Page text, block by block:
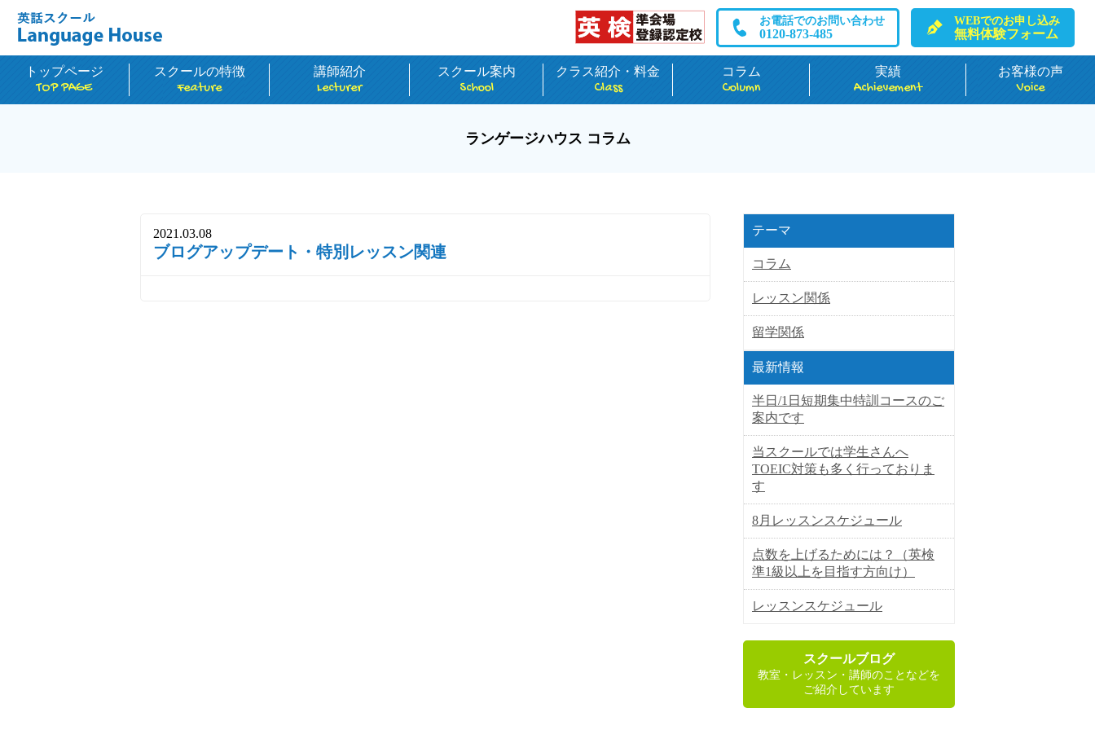
お電話でのお問い合わせ
0120-873-485
WEBでのお申し込み
無料体験フォーム
トップページ
TOP PAGE
スクールの特徴
Feature
講師紹介
Lecturer
スクール案内
School
クラス紹介・料金
Class
コラム
Column
実績
Achievement
お客様の声
Voice
ランゲージハウス コラム
2021.03.08
ブログアップデート・特別レッスン関連
テーマ
コラム
レッスン関係
留学関係
最新情報
半日/1日短期集中特訓コースのご
案内です
当スクールでは学生さんへ
TOEIC対策も多く行っておりま
す
8月レッスンスケジュール
点数を上げるためには？（英検
準1級以上を目指す方向け）
レッスンスケジュール
スクールブログ
教室・レッスン・講師のことなどを
ご紹介しています